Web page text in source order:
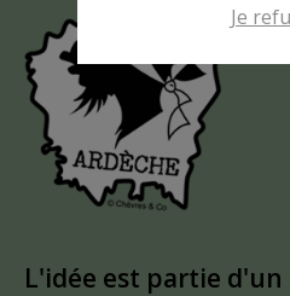
L'idée est partie d'un
Je